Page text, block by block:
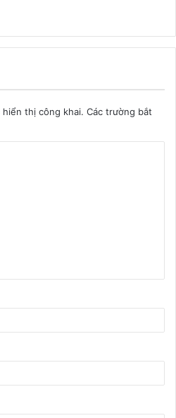
hiển thị công khai. Các trường bắt